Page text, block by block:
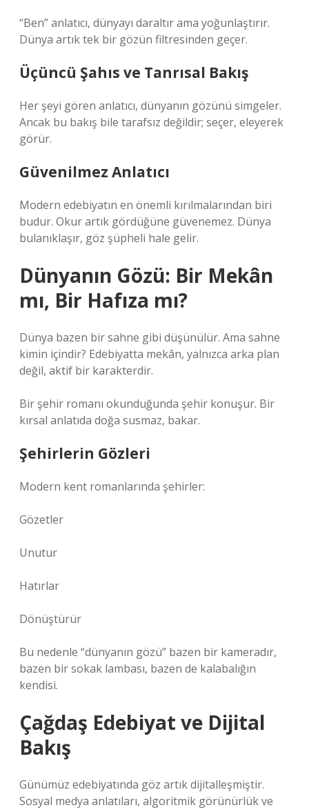
“Ben” anlatıcı, dünyayı daraltır ama yoğunlaştırır.
Dünya artık tek bir gözün filtresinden geçer.
Üçüncü Şahıs ve Tanrısal Bakış
Her şeyi gören anlatıcı, dünyanın gözünü simgeler.
Ancak bu bakış bile tarafsız değildir; seçer, eleyerek
görür.
Güvenilmez Anlatıcı
Modern edebiyatın en önemli kırılmalarından biri
budur. Okur artık gördüğüne güvenemez. Dünya
bulanıklaşır, göz şüpheli hale gelir.
Dünyanın Gözü: Bir Mekân
mı, Bir Hafıza mı?
Dünya bazen bir sahne gibi düşünülür. Ama sahne
kimin içindir? Edebiyatta mekân, yalnızca arka plan
değil, aktif bir karakterdir.
Bir şehir romanı okunduğunda şehir konuşur. Bir
kırsal anlatıda doğa susmaz, bakar.
Şehirlerin Gözleri
Modern kent romanlarında şehirler:
Gözetler
Unutur
Hatırlar
Dönüştürür
Bu nedenle “dünyanın gözü” bazen bir kameradır,
bazen bir sokak lambası, bazen de kalabalığın
kendisi.
Çağdaş Edebiyat ve Dijital
Bakış
Günümüz edebiyatında göz artık dijitalleşmiştir.
Sosyal medya anlatıları, algoritmik görünürlük ve